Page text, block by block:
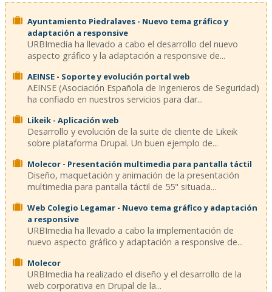
Ayuntamiento Piedralaves - Nuevo tema gráfico y
adaptación a responsive
URBImedia ha llevado a cabo el desarrollo del nuevo
aspecto gráfico y la adaptación a responsive de...
AEINSE - Soporte y evolución portal web
AEINSE (Asociación Española de Ingenieros de Seguridad)
ha confiado en nuestros servicios para dar...
Likeik - Aplicación web
Desarrollo y evolución de la suite de cliente de Likeik
sobre plataforma Drupal. Un buen ejemplo de...
Molecor - Presentación multimedia para pantalla táctil
Diseño, maquetación y animación de la presentación
multimedia para pantalla táctil de 55" situada...
Web Colegio Legamar - Nuevo tema gráfico y adaptación
a responsive
URBImedia ha llevado a cabo la implementación de
nuevo aspecto gráfico y adaptación a responsive de...
Molecor
URBImedia ha realizado el diseño y el desarrollo de la
web corporativa en Drupal de la...